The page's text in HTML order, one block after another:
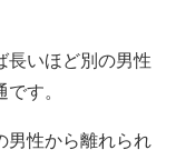
長いほど別の男性
す。
男性から離れられ